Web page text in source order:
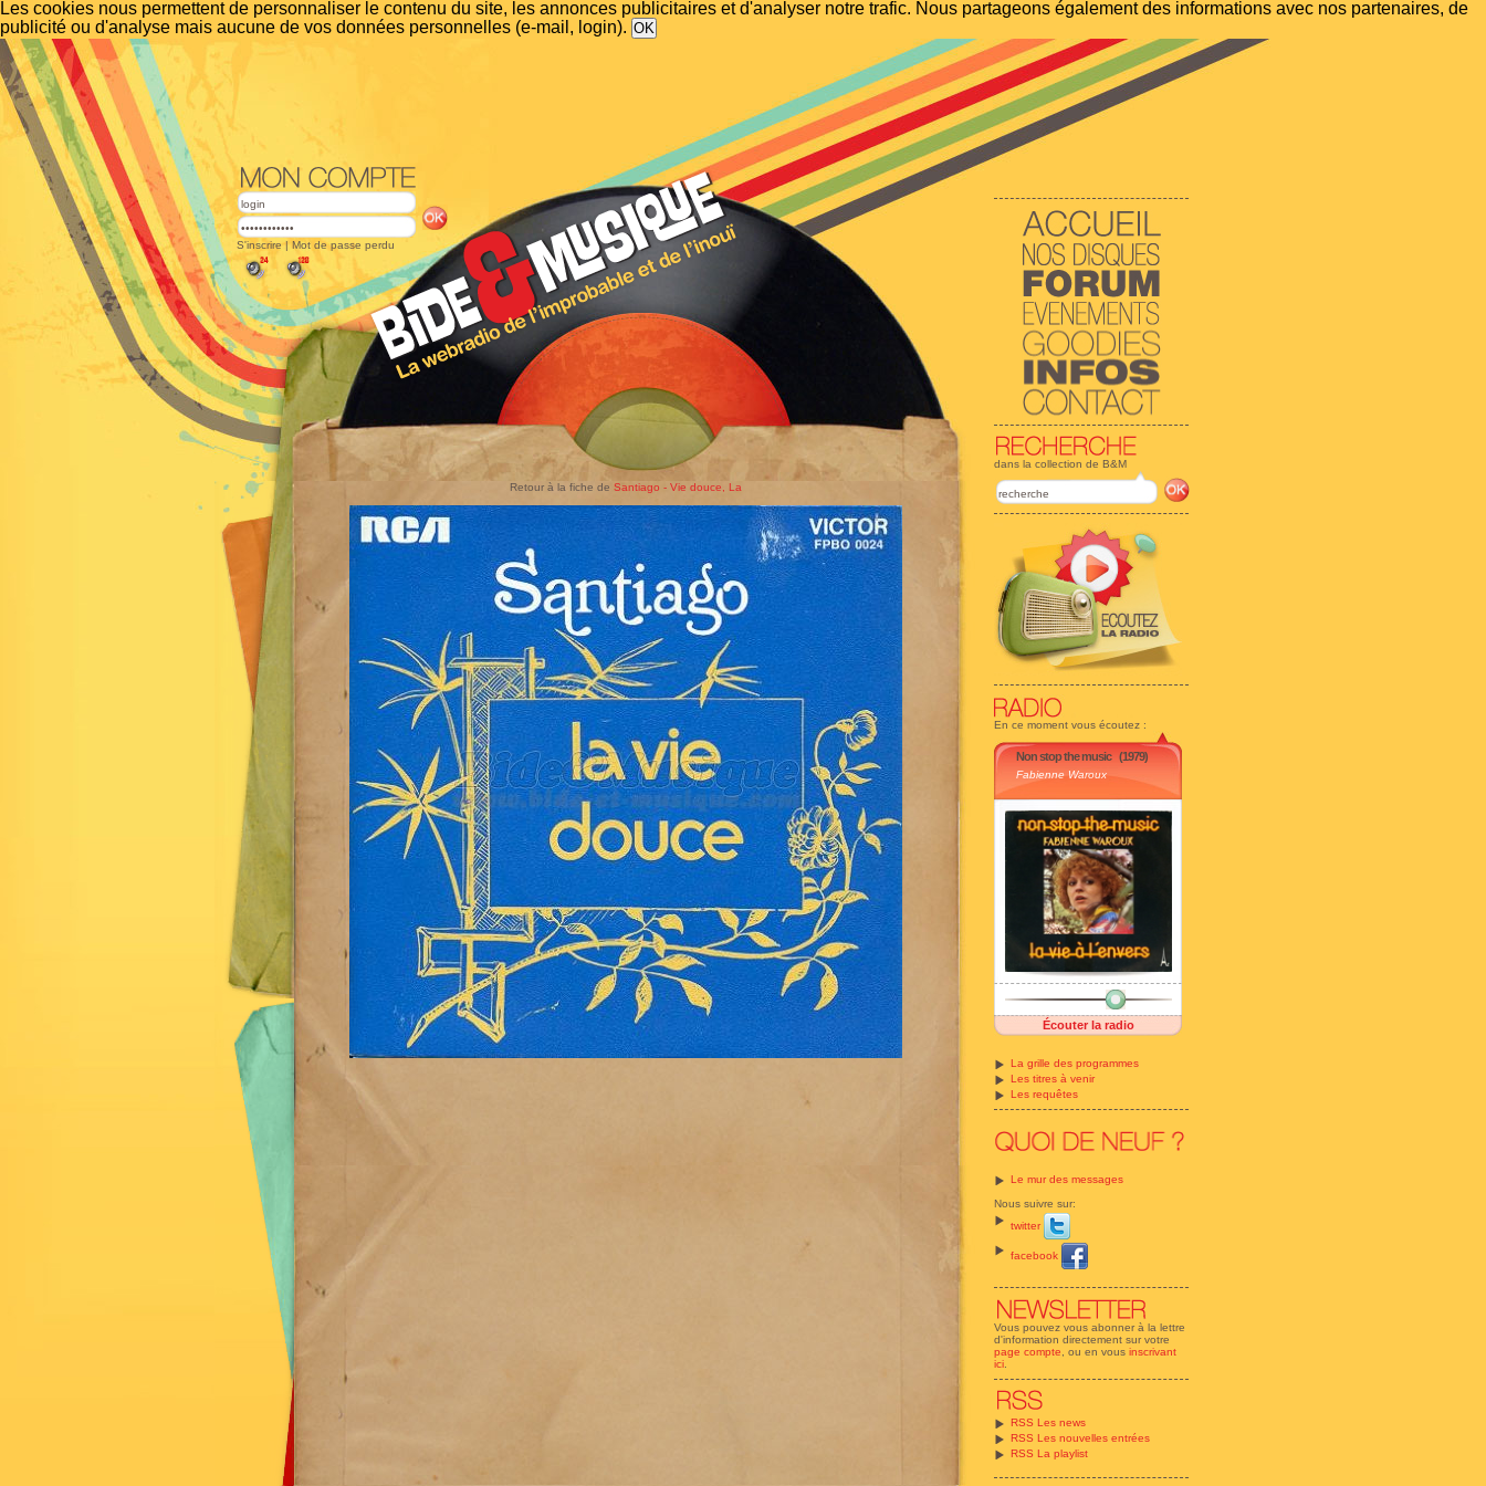
Les cookies nous permettent de personnaliser le contenu du site, les annonces publicitaires et d'analyser notre trafic. Nous partageons également des informations avec nos partenaires, de
publicité ou d'analyse mais aucune de vos données personnelles (e-mail, login).
dans la collection de B&M
En ce moment vous écoutez :
Non stop the music (1979)
Fabienne Waroux
Écouter la radio
La grille des programmes
Les titres à venir
Les requêtes
Le mur des messages
Nous suivre sur:
twitter
facebook
Vous pouvez vous abonner à la lettre
d'information directement sur votre
page compte , ou en vous inscrivant
ici
RSS Les news
RSS Les nouvelles entrées
RSS La playlist
S'inscrire | Mot de passe perdu
Retour à la fiche de Santiago - Vie douce, La